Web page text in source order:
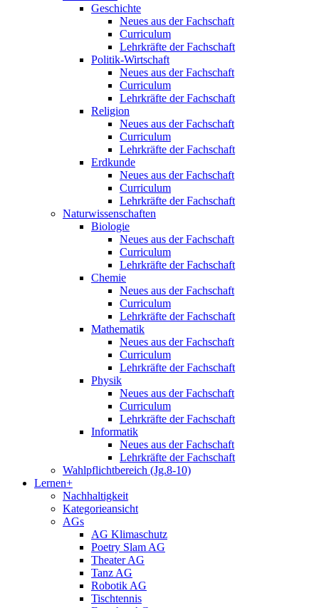
Geschichte
Neues aus der Fachschaft
Curriculum
Lehrkräfte der Fachschaft
Politik-Wirtschaft
Neues aus der Fachschaft
Curriculum
Lehrkräfte der Fachschaft
Religion
Neues aus der Fachschaft
Curriculum
Lehrkräfte der Fachschaft
Erdkunde
Neues aus der Fachschaft
Curriculum
Lehrkräfte der Fachschaft
Naturwissenschaften
Biologie
Neues aus der Fachschaft
Curriculum
Lehrkräfte der Fachschaft
Chemie
Neues aus der Fachschaft
Curriculum
Lehrkräfte der Fachschaft
Mathematik
Neues aus der Fachschaft
Curriculum
Lehrkräfte der Fachschaft
Physik
Neues aus der Fachschaft
Curriculum
Lehrkräfte der Fachschaft
Informatik
Neues aus der Fachschaft
Lehrkräfte der Fachschaft
Wahlpflichtbereich (Jg.8-10)
Lernen+
Nachhaltigkeit
Kategorieansicht
AGs
AG Klimaschutz
Poetry Slam AG
Theater AG
Tanz AG
Robotik AG
Tischtennis